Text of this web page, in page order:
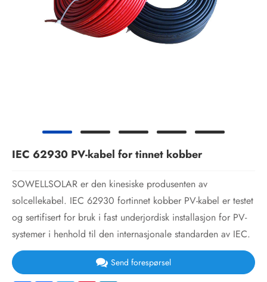
IEC 62930 PV-kabel for tinnet kobber
SOWELLSOLAR er den kinesiske produsenten av
solcellekabel. IEC 62930 fortinnet kobber PV-kabel er testet
og sertifisert for bruk i fast underjordisk installasjon for PV-
systemer i henhold til den internasjonale standarden av IEC.
Send forespørsel